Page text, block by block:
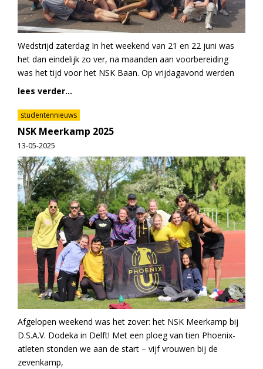
Wedstrijd zaterdag In het weekend van 21 en 22 juni was
het dan eindelijk zo ver, na maanden aan voorbereiding
was het tijd voor het NSK Baan. Op vrijdagavond werden
lees verder...
studentennieuws
NSK Meerkamp 2025
13-05-2025
Afgelopen weekend was het zover: het NSK Meerkamp bij
D.S.A.V. Dodeka in Delft! Met een ploeg van tien Phoenix-
atleten stonden we aan de start – vijf vrouwen bij de
zevenkamp,